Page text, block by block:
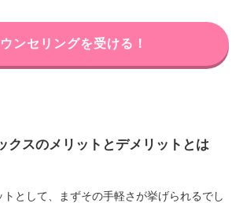
ンセリングを受ける！
クスのメリットとデメリットとは
として、まずその手軽さが挙げられるでし